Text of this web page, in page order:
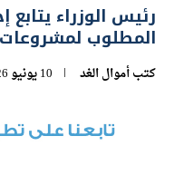
رئيس الوزراء يتابع
المطلوب لمشروعات
كتبأموال الغد 10 يونيو 2026 | 7:02 م